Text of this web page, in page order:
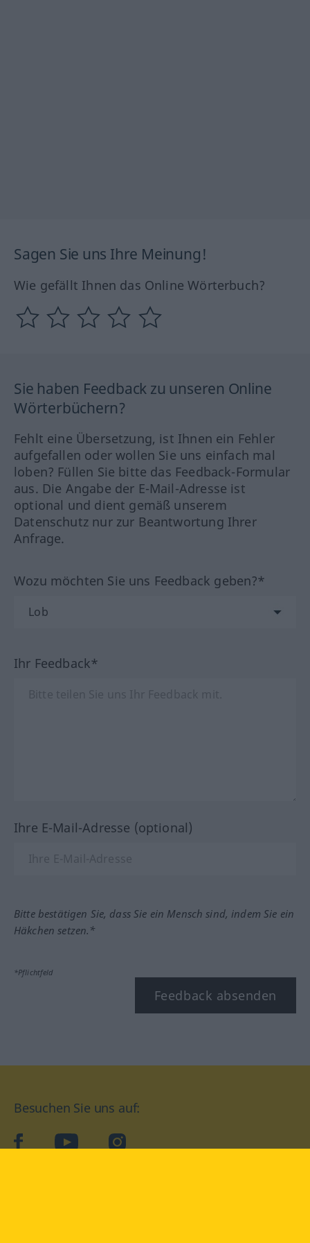
Sagen Sie uns Ihre Meinung!
Wie gefällt Ihnen das Online Wörterbuch?
Sie haben Feedback zu unseren Online
Wörterbüchern?
Fehlt eine Übersetzung, ist Ihnen ein Fehler
aufgefallen oder wollen Sie uns einfach mal
loben? Füllen Sie bitte das Feedback-Formular
aus. Die Angabe der E-Mail-Adresse ist
optional und dient gemäß unserem
Datenschutz nur zur Beantwortung Ihrer
Anfrage.
Wozu möchten Sie uns Feedback geben?*
Ihr Feedback*
Ihre E-Mail-Adresse (optional)
Bitte bestätigen Sie, dass Sie ein Mensch sind, indem Sie ein
Häkchen setzen.*
*Pflichtfeld
Feedback absenden
Besuchen Sie uns auf:
facebookYouTube Instagram